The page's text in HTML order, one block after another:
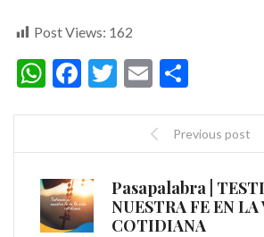
Post Views: 162
WhatsApp
Facebook
Twitter
Email
Previous post
Pasapalabra |
NUESTRA FE EN
COTIDIANA